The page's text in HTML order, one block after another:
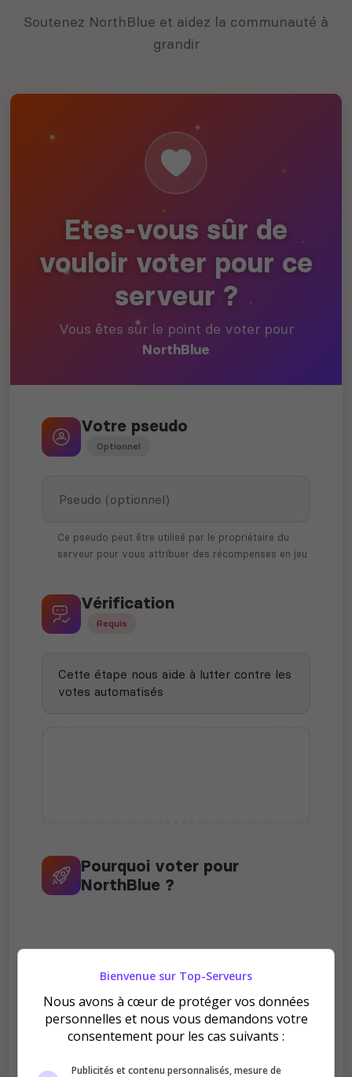
Soutenez NorthBlue et aidez la communauté à
grandir
Etes-vous sûr de
vouloir voter pour ce
serveur ?
Vous êtes sur le point de voter pour
NorthBlue
Votre pseudo
Optionnel
Ce pseudo peut être utilisé par le propriétaire du
serveur pour vous attribuer des récompenses en jeu
Vérification
Requis
Cette étape nous aide à lutter contre les
votes automatisés
Pourquoi voter pour
NorthBlue ?
Améliore le classement
Votre vote aide le serveur à monter dans le
classement
Bienvenue sur Top-Serveurs
Nous avons à cœur de protéger vos données
personnelles et nous vous demandons votre
consentement pour les cas suivants :
Publicités et contenu personnalisés, mesure de